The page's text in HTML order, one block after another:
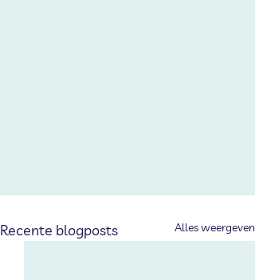
Recente blogposts Alles weergeven